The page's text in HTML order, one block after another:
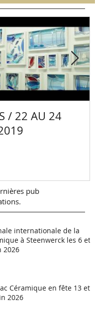
/ 22 AU 24
pub
internationale de la
à Steenwerck les 6 et
2026
Céramique en fête 13 et
2026